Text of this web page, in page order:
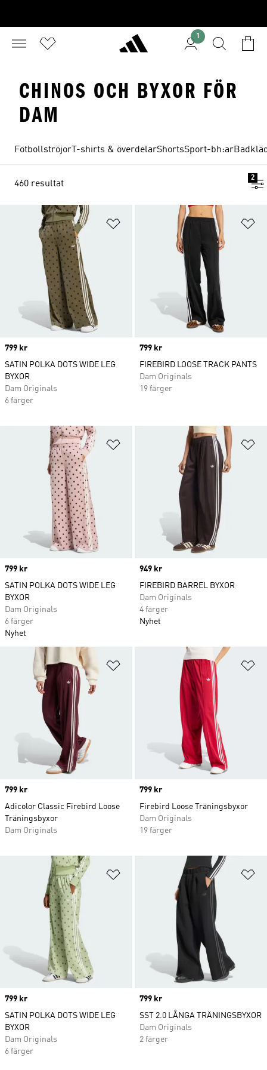
1
CHINOS OCH BYXOR FÖR
DAM
Fotbollströjor T-shirts & överdelarShortsSport-bh:ar
460 resultat
2
Lägg till på önskelistan
Price
799 kr
SATIN POLKA DOTS WIDE LEG
BYXOR
Dam Originals
6 färger
Price
799 kr
FIREBIRD LOOSE TRACK PANTS
Dam Originals
19 färger
Lägg till på önskelistan
Price
799 kr
SATIN POLKA DOTS WIDE LEG
BYXOR
Dam Originals
6 färger
Nyhet
Price
949 kr
FIREBIRD BARREL BYXOR
Dam Originals
4 färger
Nyhet
Lägg till på önskelistan
Price
799 kr
Adicolor Classic Firebird Loose
Träningsbyxor
Dam Originals
Price
799 kr
Firebird Loose Träningsbyxor
Dam Originals
19 färger
Lägg till på önskelistan
Price
799 kr
SATIN POLKA DOTS WIDE LEG
BYXOR
Dam Originals
6 färger
Price
799 kr
SST 2.0 LÅNGA TRÄNINGSBYXOR
Dam Originals
2 färger